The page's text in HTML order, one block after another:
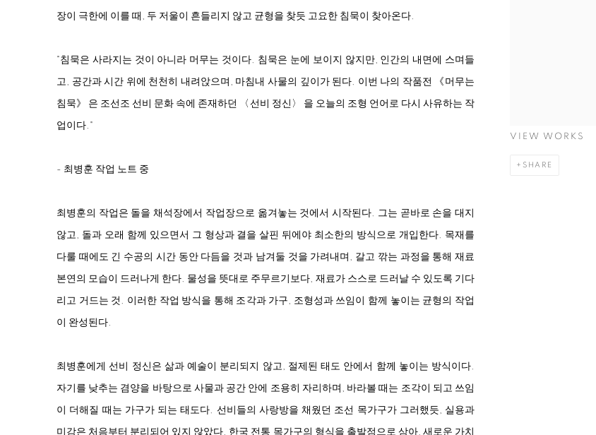
VIEW WORKS
SHARE
장이 극한에 이를 때, 두 저울이 흔들리지 않고 균형을 찾듯 고요한 침묵이 찾아온다.
"침묵은 사라지는 것이 아니라 머무는 것이다. 침묵은 눈에 보이지 않지만, 인간의 내면에 스며들
고, 공간과 시간 위에 천천히 내려앉으며, 마침내 사물의 깊이가 된다. 이번 나의 작품전 《머무는
침묵》 은 조선조 선비 문화 속에 존재하던 〈선비 정신〉 을 오늘의 조형 언어로 다시 사유하는 작
업이다."
- 최병훈 작업 노트 중
최병훈의 작업은 돌을 채석장에서 작업장으로 옮겨놓는 것에서 시작된다. 그는 곧바로 손을 대지
않고, 돌과 오래 함께 있으면서 그 형상과 결을 살핀 뒤에야 최소한의 방식으로 개입한다. 목재를
다룰 때에도 긴 수공의 시간 동안 다듬을 것과 남겨둘 것을 가려내며, 갈고 깎는 과정을 통해 재료
본연의 모습이 드러나게 한다. 물성을 뜻대로 주무르기보다, 재료가 스스로 드러날 수 있도록 기다
리고 거드는 것. 이러한 작업 방식을 통해 조각과 가구, 조형성과 쓰임이 함께 놓이는 균형의 작업
이 완성된다.
최병훈에게 선비 정신은 삶과 예술이 분리되지 않고, 절제된 태도 안에서 함께 놓이는 방식이다.
자기를 낮추는 겸양을 바탕으로 사물과 공간 안에 조용히 자리하며, 바라볼 때는 조각이 되고 쓰임
이 더해질 때는 가구가 되는 태도다. 선비들의 사랑방을 채웠던 조선 목가구가 그러했듯, 실용과
미감은 처음부터 분리되어 있지 않았다. 한국 전통 목가구의 형식을 출발점으로 삼아, 새로운 가치